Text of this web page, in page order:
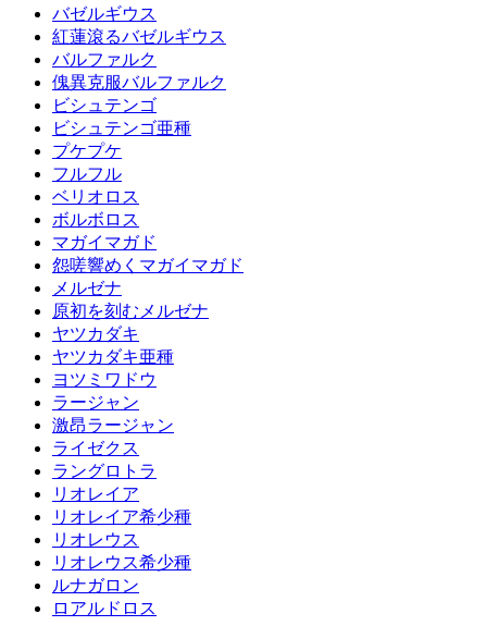
バゼルギウス
紅蓮滾るバゼルギウス
バルファルク
傀異克服バルファルク
ビシュテンゴ
ビシュテンゴ亜種
プケプケ
フルフル
ベリオロス
ボルボロス
マガイマガド
怨嗟響めくマガイマガド
メルゼナ
原初を刻むメルゼナ
ヤツカダキ
ヤツカダキ亜種
ヨツミワドウ
ラージャン
激昂ラージャン
ライゼクス
ラングロトラ
リオレイア
リオレイア希少種
リオレウス
リオレウス希少種
ルナガロン
ロアルドロス